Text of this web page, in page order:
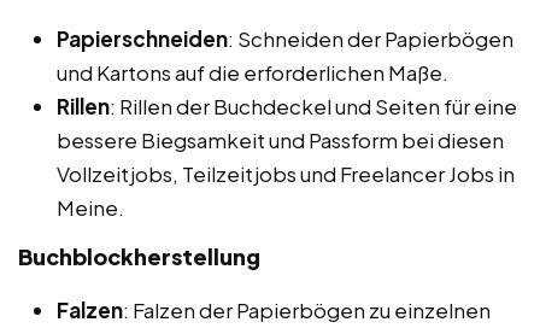
Papierschneiden: Schneiden der Papierbögen
und Kartons auf die erforderlichen Maße.
Rillen: Rillen der Buchdeckel und Seiten für eine
bessere Biegsamkeit und Passform bei diesen
Vollzeitjobs, Teilzeitjobs und Freelancer Jobs in
Meine.
Buchblockherstellung
Falzen: Falzen der Papierbögen zu einzelnen